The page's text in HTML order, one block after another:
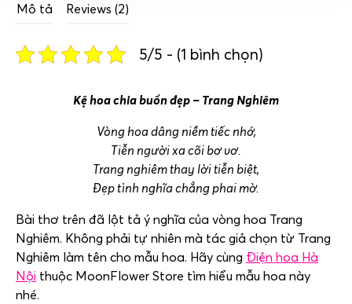
Mô tả Reviews (2)
5/5 - (1 bình chọn)
Kệ hoa chia buồn đẹp – Trang Nghiêm
Vòng hoa dâng niềm tiếc nhớ,
Tiễn người xa cõi bơ vơ.
Trang nghiêm thay lời tiễn biệt,
Đẹp tình nghĩa chẳng phai mờ.
Bài thơ trên đã lột tả ý nghĩa của vòng hoa Trang
Nghiêm. Không phải tự nhiên mà tác giả chọn từ Trang
Nghiêm làm tên cho mẫu hoa. Hãy cùng Điện hoa Hà
Nội thuộc MoonFlower Store tìm hiểu mẫu hoa này
nhé.